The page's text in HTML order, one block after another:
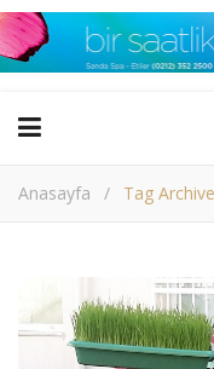
Anasayfa / Tag